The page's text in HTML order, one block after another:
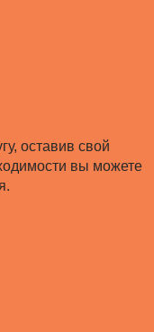
оставив свой
вы можете